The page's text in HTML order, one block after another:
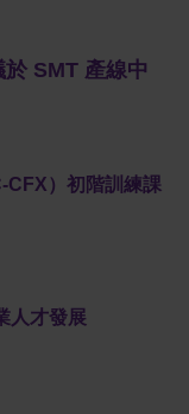
於 SMT 產線中
CFX）初階訓練課
人才發展